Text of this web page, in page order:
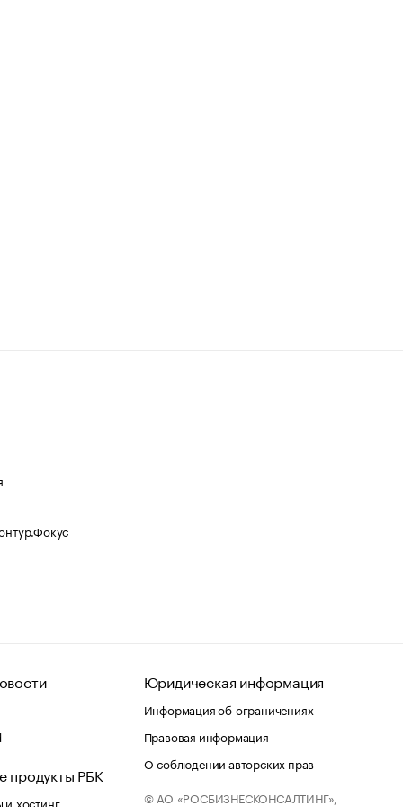
продукты РБК
хостинг
Юридическая информация
Информация об ограничениях
Правовая информация
О соблюдении авторских прав
© АО «РОСБИЗНЕСКОНСАЛТИНГ»,